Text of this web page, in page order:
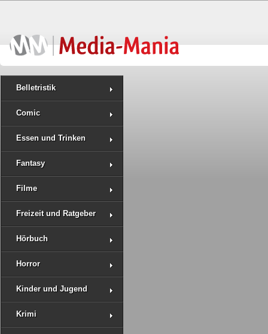
Belletristik
Comic
Essen und Trinken
Fantasy
Filme
Freizeit und Ratgeber
Hörbuch
Horror
Kinder und Jugend
Krimi